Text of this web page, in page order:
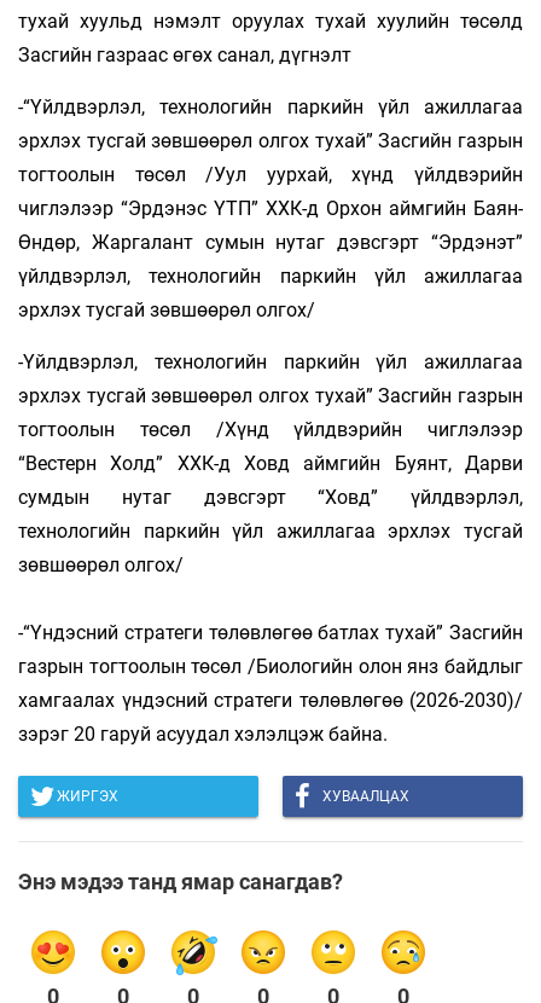
тухай хуульд нэмэлт оруулах тухай хуулийн төсөлд
Засгийн газраас өгөх санал, дүгнэлт
-“Үйлдвэрлэл, технологийн паркийн үйл ажиллагаа
эрхлэх тусгай зөвшөөрөл олгох тухай” Засгийн газрын
тогтоолын төсөл /Уул уурхай, хүнд үйлдвэрийн
чиглэлээр “Эрдэнэс ҮТП” ХХК-д Орхон аймгийн Баян-
Өндөр, Жаргалант сумын нутаг дэвсгэрт “Эрдэнэт”
үйлдвэрлэл, технологийн паркийн үйл ажиллагаа
эрхлэх тусгай зөвшөөрөл олгох/
-Үйлдвэрлэл, технологийн паркийн үйл ажиллагаа
эрхлэх тусгай зөвшөөрөл олгох тухай” Засгийн газрын
тогтоолын төсөл /Хүнд үйлдвэрийн чиглэлээр
“Вестерн Холд” ХХК-д Ховд аймгийн Буянт, Дарви
сумдын нутаг дэвсгэрт “Ховд” үйлдвэрлэл,
технологийн паркийн үйл ажиллагаа эрхлэх тусгай
зөвшөөрөл олгох/
-“Үндэсний стратеги төлөвлөгөө батлах тухай” Засгийн
газрын тогтоолын төсөл /Биологийн олон янз байдлыг
хамгаалах үндэсний стратеги төлөвлөгөө (2026-2030)/
зэрэг 20 гаруй асуудал хэлэлцэж байна.
ЖИРГЭХ ХУВААЛЦАХ
Энэ мэдээ танд ямар санагдав?
0 0 0 0 0 0